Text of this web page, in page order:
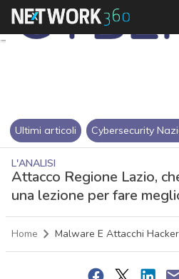
Ultimi articoli Cybersecurity
L'ANALISI
Attacco Regione Lazio,
una lezione per fare
Home Malware E Attacchi Hacker